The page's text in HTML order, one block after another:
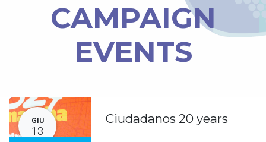
CAMPAIGN
EVENTS
GIU
13
Ciudadanos 20 years